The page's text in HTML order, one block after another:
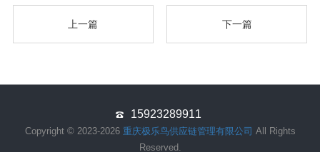
上一篇 下一篇
15923289911
Copyright © 2023-2026 重庆极乐鸟供应链管理有限公司 All Rights
Reserved.